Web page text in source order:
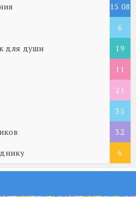
15 08
5
6
для души
19
11
21
35
32
6